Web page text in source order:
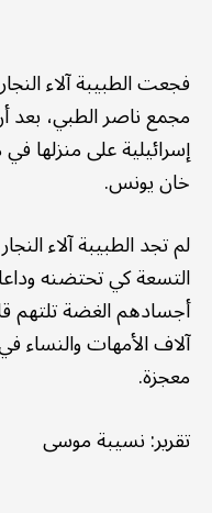
مجمع ناصر الطبي، بعد
إسرائيلية على منزلها
خان يونس.
لم تجد الطبيبة آلاء
التسعة كي تحتضنه
أجسادهم الغضة تلتهم
آلاف الأمهات والنساء
معجزة.
تقرير: نسيبة موسى